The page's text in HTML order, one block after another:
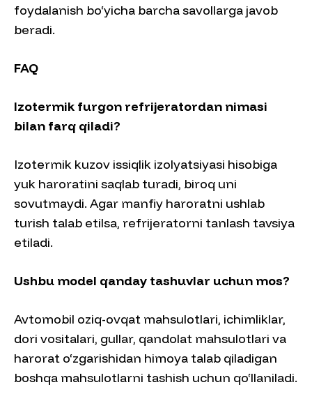
foydalanish bo‘yicha barcha savollarga javob
beradi.
FAQ
Izotermik furgon refrijeratordan nimasi
bilan farq qiladi?
Izotermik kuzov issiqlik izolyatsiyasi hisobiga
yuk haroratini saqlab turadi, biroq uni
sovutmaydi. Agar manfiy haroratni ushlab
turish talab etilsa, refrijeratorni tanlash tavsiya
etiladi.
Ushbu model qanday tashuvlar uchun mos?
Avtomobil oziq-ovqat mahsulotlari, ichimliklar,
dori vositalari, gullar, qandolat mahsulotlari va
harorat o‘zgarishidan himoya talab qiladigan
boshqa mahsulotlarni tashish uchun qo‘llaniladi.